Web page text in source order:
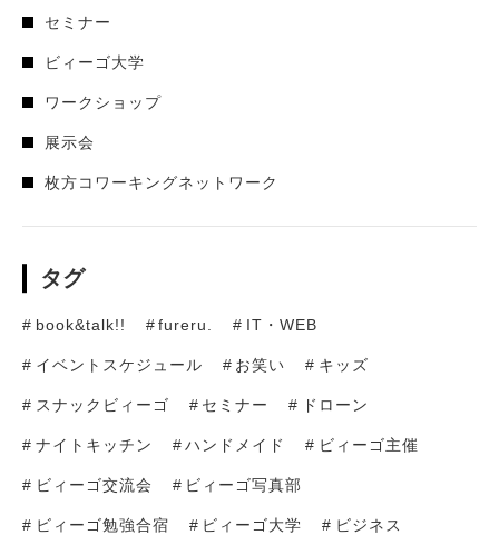
セミナー
ビィーゴ大学
ワークショップ
展示会
枚方コワーキングネットワーク
タグ
book&talk!! fureru. IT・WEB
イベントスケジュール お笑い キッズ
スナックビィーゴ セミナー ドローン
ナイトキッチン ハンドメイド ビィーゴ主催
ビィーゴ交流会 ビィーゴ写真部
ビィーゴ勉強合宿 ビィーゴ大学 ビジネス